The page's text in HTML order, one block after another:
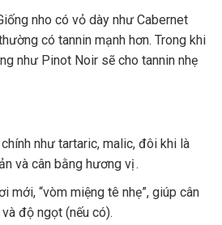
nho có vỏ dày như Cabernet
có tannin mạnh hơn. Trong khi
như Pinot Noir sẽ cho tannin nhẹ
như tartaric, malic, đôi khi là
và cân bằng hương vị .
mới, “vòm miệng tê nhẹ”, giúp cân
độ ngọt (nếu có).